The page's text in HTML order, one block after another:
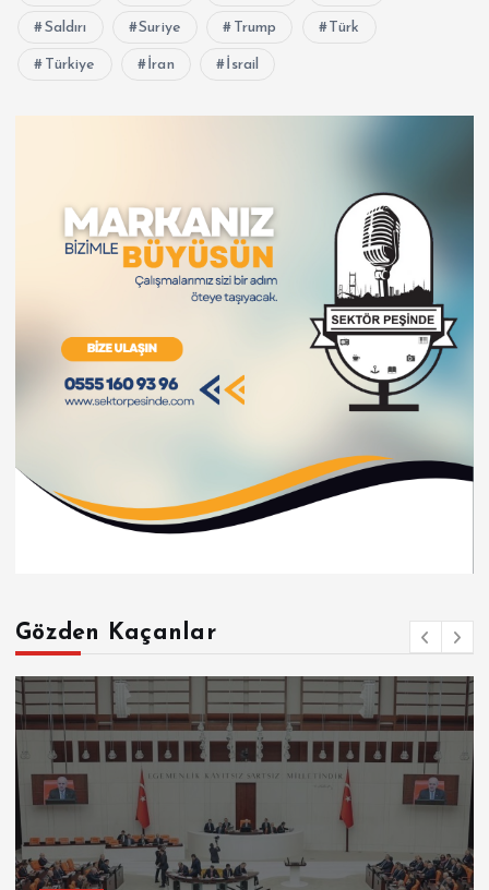
Saldırı Suriye Trump Türk
Türkiye İran İsrail
Gözden Kaçanlar